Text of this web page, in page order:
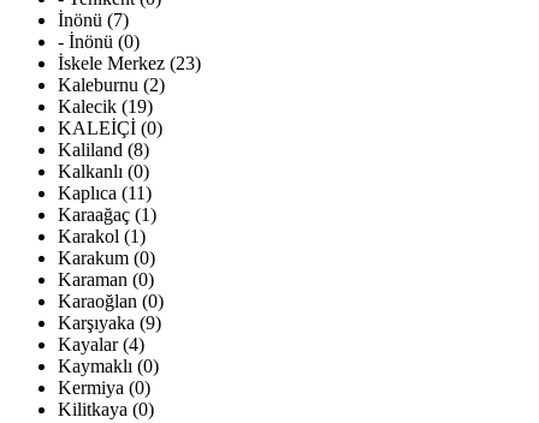
İnönü (7)
- İnönü (0)
İskele Merkez (23)
Kaleburnu (2)
Kalecik (19)
KALEİÇİ (0)
Kaliland (8)
Kalkanlı (0)
Kaplıca (11)
Karaağaç (1)
Karakol (1)
Karakum (0)
Karaman (0)
Karaoğlan (0)
Karşıyaka (9)
Kayalar (4)
Kaymaklı (0)
Kermiya (0)
Kilitkaya (0)